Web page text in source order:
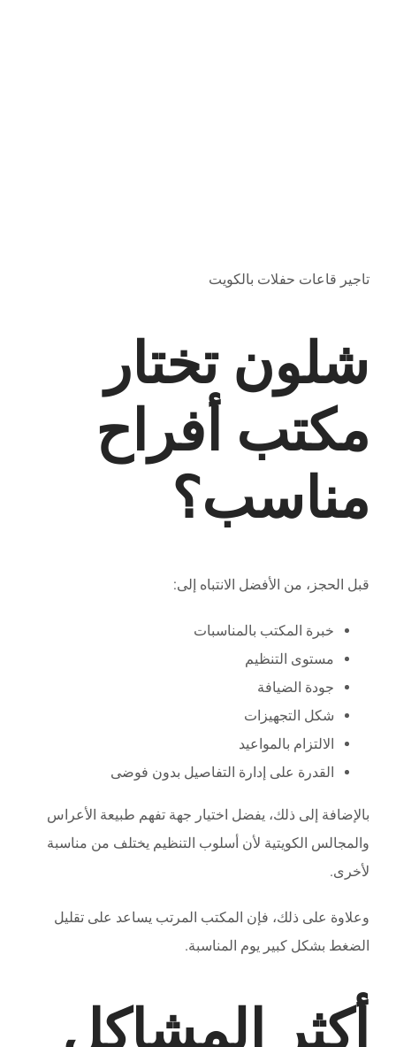
تاجير قاعات حفلات بالكويت
شلون تختار
مكتب أفراح
مناسب؟
قبل الحجز، من الأفضل الانتباه إلى:
خبرة المكتب بالمناسبات
مستوى التنظيم
جودة الضيافة
شكل التجهيزات
الالتزام بالمواعيد
القدرة على إدارة التفاصيل بدون فوضى
بالإضافة إلى ذلك، يفضل اختيار جهة تفهم طبيعة الأعراس
والمجالس الكويتية لأن أسلوب التنظيم يختلف من مناسبة
لأخرى.
وعلاوة على ذلك، فإن المكتب المرتب يساعد على تقليل
الضغط بشكل كبير يوم المناسبة.
أكثر المشاكل